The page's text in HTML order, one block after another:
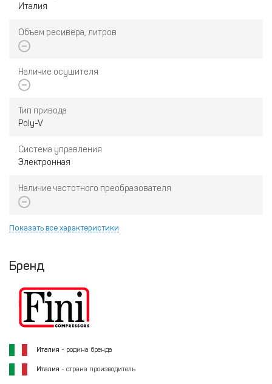
Италия
Объем ресивера, литров
Наличие осушителя
Тип привода
Poly-V
Система управления
Электронная
Наличие частотного преобразователя
Показать все характеристики
Бренд
Италия - родина бренда
Италия - страна производитель